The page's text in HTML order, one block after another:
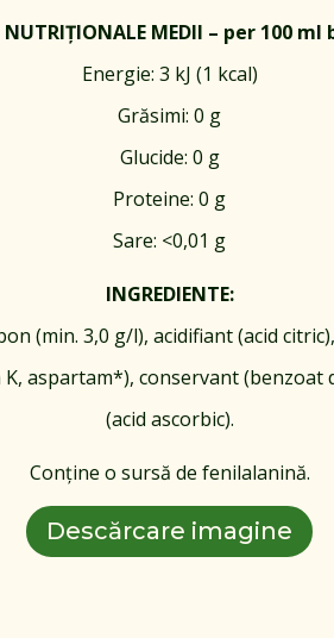
NUTRIȚIONALE MEDII – per 100
Energie: 3 kJ (1 kcal)
Grăsimi: 0 g
Glucide: 0 g
Proteine: 0 g
Sare: <0,01 g
INGREDIENTE:
(min. 3,0 g/l), acidifiant (acid
K, aspartam*), conservant (benzoat
(acid ascorbic).
Conține o sursă de fenilalanină.
Descărcare imagine